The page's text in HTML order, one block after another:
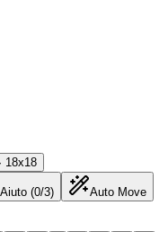
· 18x18
Aiuto (0/3) Auto Move